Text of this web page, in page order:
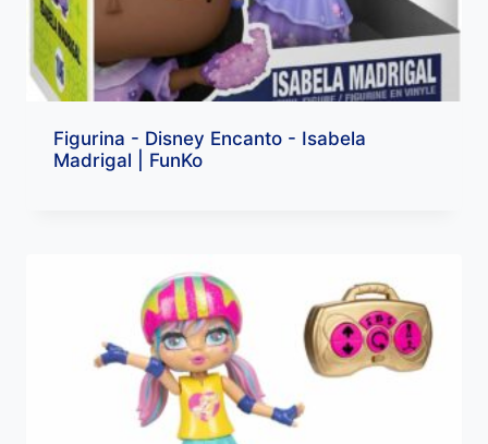
Figurina - Disney Encanto - Isabela
Madrigal | FunKo